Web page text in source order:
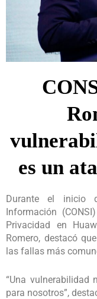
es un
Durante el inicio
Información
Privacidad en
Romero, destacó
las fallas más
“Una vulnerabilidad
para nosotros”,